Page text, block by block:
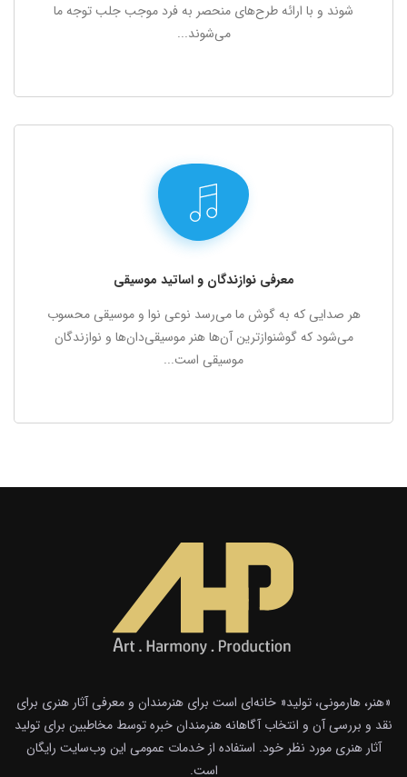
شوند و با ارائه طرح‌های منحصر به فرد موجب جلب توجه ما
می‌شوند...
فهرست هنرمندان
معرفی نوازندگان و اساتید موسیقی
هر صدایی که به گوش ما می‌رسد نوعی نوا و موسیقی محسوب
می‌شود که گوشنوازترین آن‌ها هنر موسیقی‌دان‌ها و نوازندگان
موسیقی است...
معرفی نوازندگان و اساتید موسیقی
شما می‌توانید با ورود به فهرست هنرمندان با متخصصین آلات
نظرات سایر اساتید درباره ایشان را مشاهده کرده و با ایشان تبادل
نظر نمایید.
فهرست هنرمندان
«هنر، هارمونی، تولید« خانه‌ای است برای هنرمندان و معرفی آثار هنری برای
نقد و بررسی آن و انتخاب آگاهانه هنرمندان خبره توسط مخاطبین برای تولید
آثار هنری مورد نظر خود. استفاده از خدمات عمومی این وب‌سایت رایگان
است.